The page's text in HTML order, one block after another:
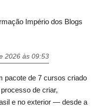
Império dos Blogs
2026 às 09:53
pacote de 7 cursos criado
de criar,
e no exterior — desde a